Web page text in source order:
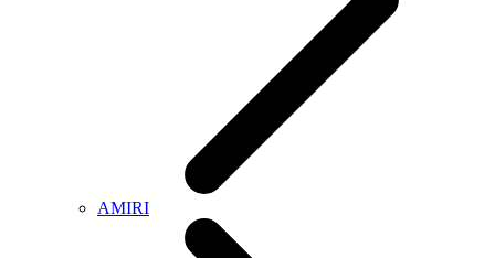
AMIRI